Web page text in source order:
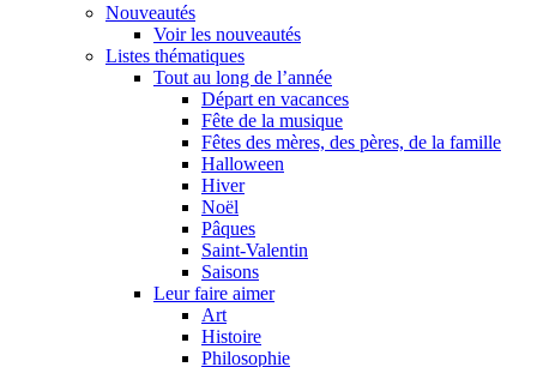
Nouveautés
Voir les nouveautés
Listes thématiques
Tout au long de l’année
Départ en vacances
Fête de la musique
Fêtes des mères, des pères, de la famille
Halloween
Hiver
Noël
Pâques
Saint-Valentin
Saisons
Leur faire aimer
Art
Histoire
Philosophie